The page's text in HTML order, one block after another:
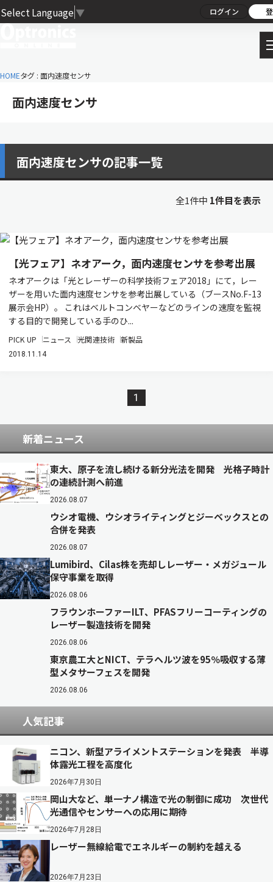
Select Language ▼ ログイン
HOMEタグ : 面内速度センサ
面内速度センサ
面内速度センサの記事一覧
全1件中 1件目を表示
【光フェア】ネオアーク，面内速度センサを参考出展
ネオアークは「光とレーザーの科学技術フェア2018」にて，レー
ザーを用いた面内速度センサを参考出展している（ブースNo.F-13
展示会HP）。 これはベルトコンベヤーなどのラインの速度を監視
する目的で開発している手のひ...
PICK UP ニュース 光関連技術 新製品
2018.11.14
1
新着ニュース
東大、原子を流し続ける新分光法を開発 光格子時計
の連続計測へ前進
2026.08.07
ウシオ電機、ウシオライティングとジーベックスとの
合併を発表
2026.08.07
Lumibird、Cilas株を売却しレーザー・メガジュール
保守事業を取得
2026.08.06
フラウンホーファーILT、PFASフリーコーティングの
レーザー製造技術を開発
2026.08.06
東京農工大とNICT、テラヘルツ波を95％吸収する薄
型メタサーフェスを開発
2026.08.06
人気記事
ニコン、新型アライメントステーションを発表 半導
体露光工程を高度化
2026年7月30日
岡山大など、単一ナノ構造で光の制御に成功 次世代
光通信やセンサーへの応用に期待
2026年7月28日
レーザー無線給電でエネルギーの制約を越える
2026年7月23日